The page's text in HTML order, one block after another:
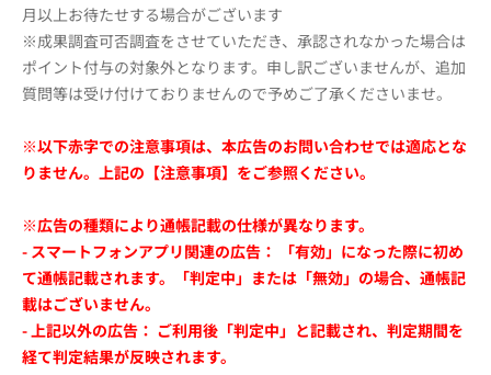
月以上お待たせする場合がございます
※成果調査可否調査をさせていただき、承認されなかった場合は
ポイント付与の対象外となります。申し訳ございませんが、追加
質問等は受け付けておりませんので予めご了承くださいませ。
※以下赤字での注意事項は、本広告のお問い合わせでは適応とな
りません。上記の【注意事項】をご参照ください。
※広告の種類により通帳記載の仕様が異なります。
- スマートフォンアプリ関連の広告： 「有効」になった際に初め
て通帳記載されます。「判定中」または「無効」の場合、通帳記
載はございません。
- 上記以外の広告： ご利用後「判定中」と記載され、判定期間を
経て判定結果が反映されます。